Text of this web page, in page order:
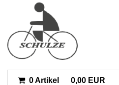
0 Artikel 0,00 EUR